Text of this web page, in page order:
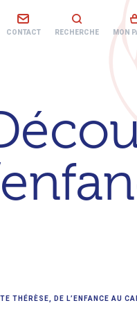
CONTACT RECHERCHE MON
THÉRÈSE, DE L’ENFANCE AU